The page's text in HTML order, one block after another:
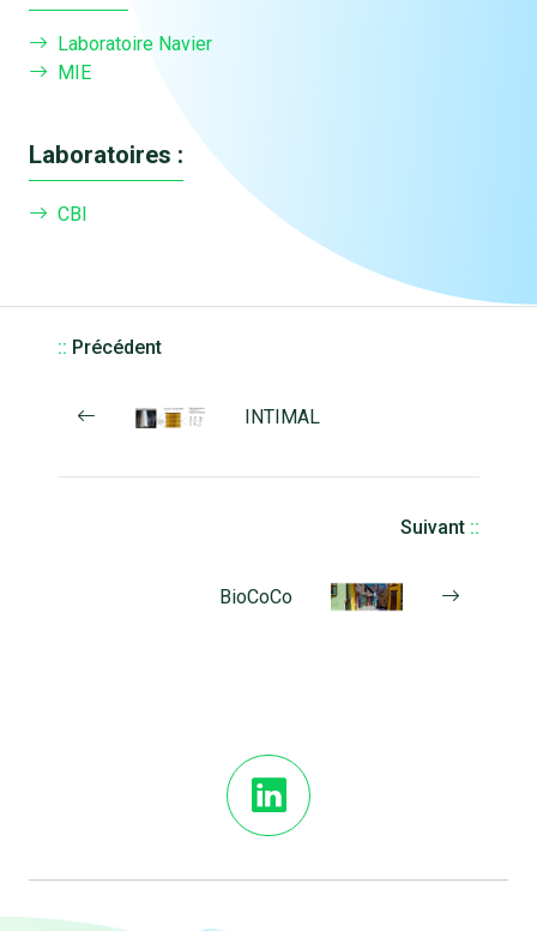
Laboratoire Navier
MIE
Laboratoires :
CBI
:: Précédent
INTIMAL
Suivant ::
BioCoCo